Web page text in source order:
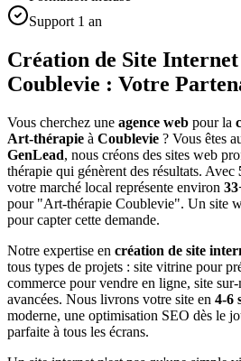
Support 1 an
Création de Site
Coublevie : Votre
Vous cherchez une agence web pour la
Art-thérapie à Coublevie ? Vous êtes
GenLead, nous créons des sites web
thérapie qui génèrent des résultats. Avec
votre marché local représente environ 33
pour "Art-thérapie Coublevie". Un site
pour capter cette demande.
Notre expertise en création de site
tous types de projets : site vitrine pour
commerce pour vendre en ligne, site
avancées. Nous livrons votre site en 4-6
moderne, une optimisation SEO dès le
parfaite à tous les écrans.